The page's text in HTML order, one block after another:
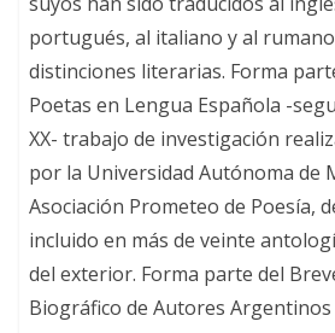
portugués, al italiano y al
distinciones literarias. Forma
Poetas en Lengua Española -
XX- trabajo de investigación
por la Universidad Autónoma de
Asociación Prometeo de Poesía,
incluido en más de veinte
del exterior. Forma parte del
Biográfico de Autores Argentinos